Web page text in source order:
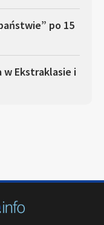
po 15
Ekstraklasie i